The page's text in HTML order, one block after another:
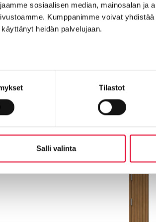
sosiaalisen median, mainosalan ja
Kumppanimme voivat
heidän palvelujaan.
Tilastot
Salli valinta